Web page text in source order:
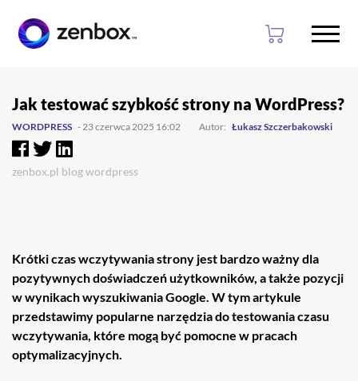
głownej
treści
stopki
WORDPRESS - 23 czerwca 2025 16:02 Autor: Łukasz Szczerbakowski
Jak testować szybkość strony na WordPress?
zenbox.pl blogwordpress
Krótki czas wczytywania strony jest bardzo ważny dla
pozytywnych doświadczeń użytkowników, a także pozycji
w wynikach wyszukiwania Google. W tym artykule
przedstawimy popularne narzędzia do testowania czasu
wczytywania, które mogą być pomocne w pracach
optymalizacyjnych.